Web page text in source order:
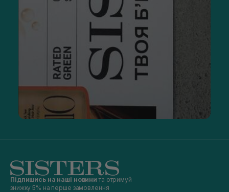
Підпишись на наші новини та отримуй
знижку 5% на перше замовлення